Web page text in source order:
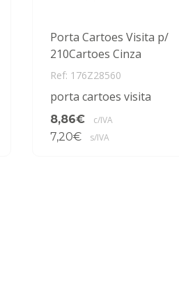
Porta Cartoes Visita p/
210Cartoes Cinza
Ref: 176Z28560
porta cartoes visita
8,86€ c/IVA
7,20€ s/IVA